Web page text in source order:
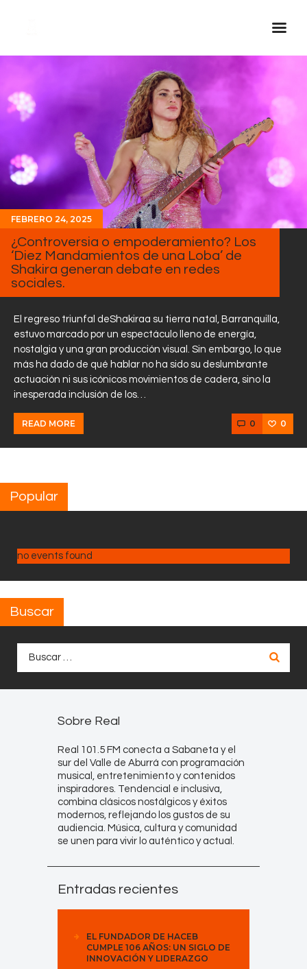
Inicio Real FM
Streaming
En Vivo
Descarga La APP
Programas
Noticias
Equipo
Sobre Nosotros
Contactos
FEBRERO 24, 2025
¿Controversia o empoderamiento? Los
‘Diez Mandamientos de una Loba’ de
Shakira generan debate en redes
sociales.
El regreso triunfal deShakiraa su tierra natal, Barranquilla,
estuvo marcado por un espectáculo lleno de energía,
nostalgia y una gran producción visual. Sin embargo, lo que
más ha dado de qué hablar no ha sido su deslumbrante
actuación ni sus icónicos movimientos de cadera, sino la
inesperada inclusión de los…
READ MORE 0 0
Popular
no events found
Buscar
Sobre Real
Real 101.5 FM conecta a Sabaneta y el
sur del Valle de Aburrá con programación
musical, entretenimiento y contenidos
inspiradores. Tendencial e inclusiva,
combina clásicos nostálgicos y éxitos
modernos, reflejando los gustos de su
audiencia. Música, cultura y comunidad
se unen para vivir lo auténtico y actual.
Entradas recientes
EL FUNDADOR DE HACEB
CUMPLE 106 AÑOS: UN SIGLO DE
INNOVACIÓN Y LIDERAZGO